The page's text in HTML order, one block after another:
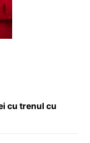
cu trenul cu